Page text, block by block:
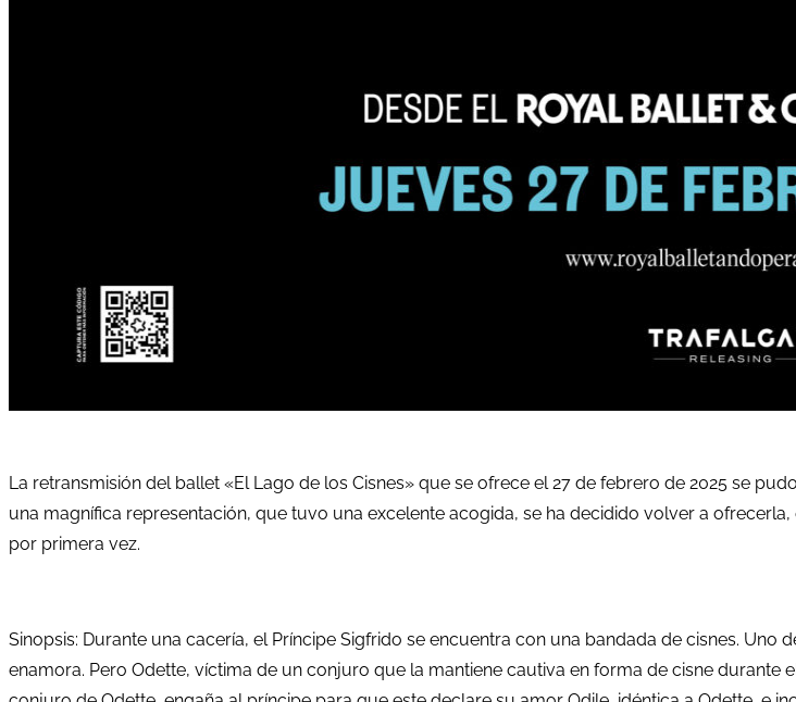
La retransmisión del ballet «El Lago de los Cisnes» que se ofrece el 27 de febrero de 2025 se
una magnífica representación, que tuvo una excelente acogida, se ha decidido volver a
por primera vez.
Sinopsis: Durante una cacería, el Príncipe Sigfrido se encuentra con una bandada de cisnes.
enamora. Pero Odette, víctima de un conjuro que la mantiene cautiva en forma de cisne